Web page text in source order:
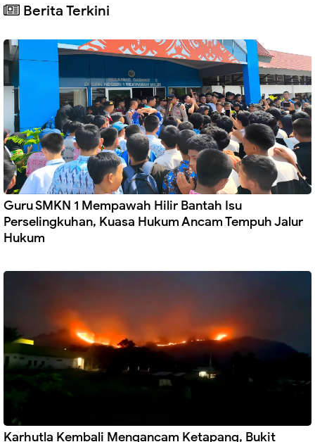
Berita Terkini
Guru SMKN 1 Mempawah Hilir Bantah Isu
Perselingkuhan, Kuasa Hukum Ancam Tempuh Jalur
Hukum
Karhutla Kembali Mengancam Ketapang, Bukit